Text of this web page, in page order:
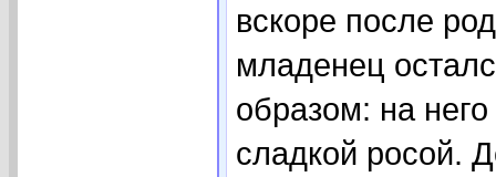
вскоре после
младенец
образом: на
сладкой росой.